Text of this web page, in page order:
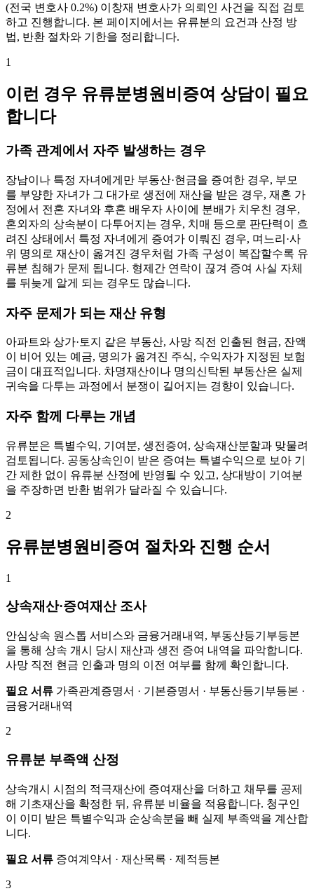
(전국 변호사 0.2%) 이창재 변호사가 의뢰인 사건을 직접 검토
하고 진행합니다. 본 페이지에서는 유류분의 요건과 산정 방
법, 반환 절차와 기한을 정리합니다.
1
이런 경우 유류분병원비증여 상담이 필요
합니다
가족 관계에서 자주 발생하는 경우
장남이나 특정 자녀에게만 부동산·현금을 증여한 경우, 부모
를 부양한 자녀가 그 대가로 생전에 재산을 받은 경우, 재혼 가
정에서 전혼 자녀와 후혼 배우자 사이에 분배가 치우친 경우,
혼외자의 상속분이 다투어지는 경우, 치매 등으로 판단력이 흐
려진 상태에서 특정 자녀에게 증여가 이뤄진 경우, 며느리·사
위 명의로 재산이 옮겨진 경우처럼 가족 구성이 복잡할수록 유
류분 침해가 문제 됩니다. 형제간 연락이 끊겨 증여 사실 자체
를 뒤늦게 알게 되는 경우도 많습니다.
자주 문제가 되는 재산 유형
아파트와 상가·토지 같은 부동산, 사망 직전 인출된 현금, 잔액
이 비어 있는 예금, 명의가 옮겨진 주식, 수익자가 지정된 보험
금이 대표적입니다. 차명재산이나 명의신탁된 부동산은 실제
귀속을 다투는 과정에서 분쟁이 길어지는 경향이 있습니다.
자주 함께 다루는 개념
유류분은 특별수익, 기여분, 생전증여, 상속재산분할과 맞물려
검토됩니다. 공동상속인이 받은 증여는 특별수익으로 보아 기
간 제한 없이 유류분 산정에 반영될 수 있고, 상대방이 기여분
을 주장하면 반환 범위가 달라질 수 있습니다.
2
유류분병원비증여 절차와 진행 순서
1
상속재산·증여재산 조사
안심상속 원스톱 서비스와 금융거래내역, 부동산등기부등본
을 통해 상속 개시 당시 재산과 생전 증여 내역을 파악합니다.
사망 직전 현금 인출과 명의 이전 여부를 함께 확인합니다.
필요 서류 가족관계증명서 · 기본증명서 · 부동산등기부등본 ·
금융거래내역
2
유류분 부족액 산정
상속개시 시점의 적극재산에 증여재산을 더하고 채무를 공제
해 기초재산을 확정한 뒤, 유류분 비율을 적용합니다. 청구인
이 이미 받은 특별수익과 순상속분을 빼 실제 부족액을 계산합
니다.
필요 서류 증여계약서 · 재산목록 · 제적등본
3